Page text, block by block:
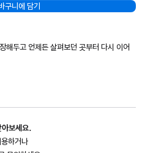
구니에 담기
해두고 언제든 살펴보던 곳부터 다시 이어
아보세요.
하거나